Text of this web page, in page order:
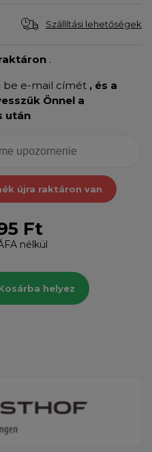
Szállítási lehetőségek
.
be e-mail címét , és a
Önnel a
után
újra raktáron van
Ft
nélkül
helyez